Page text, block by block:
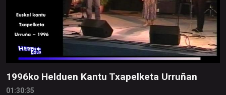
1996ko Helduen Kantu Txapelketa Urruñan
01:30:35